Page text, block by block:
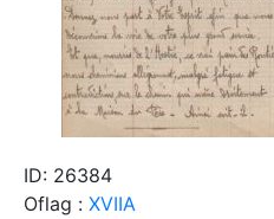
ID: 26384
Oflag : XVIIA